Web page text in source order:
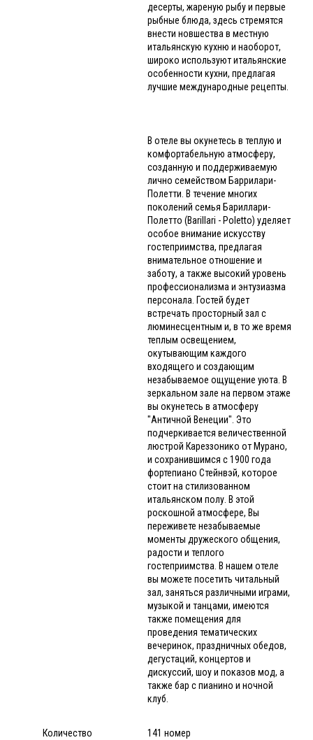
десерты, жареную рыбу и первые
рыбные блюда, здесь стремятся
внести новшества в местную
итальянскую кухню и наоборот,
широко используют итальянские
особенности кухни, предлагая
лучшие международные рецепты.
В отеле вы окунетесь в теплую и
комфортабельную атмосферу,
созданную и поддерживаемую
лично семейством Баррилари-
Полетти. В течение многих
поколений семья Бариллари-
Полетто (Barillari - Poletto) уделяет
особое внимание искусству
гостеприимства, предлагая
внимательное отношение и
заботу, а также высокий уровень
профессионализма и энтузиазма
персонала. Гостей будет
встречать просторный зал с
люминесцентным и, в то же время
теплым освещением,
окутывающим каждого
входящего и создающим
незабываемое ощущение уюта. В
зеркальном зале на первом этаже
вы окунетесь в атмосферу
"Античной Венеции". Это
подчеркивается величественной
люстрой Кареззонико от Мурано,
и сохранившимся с 1900 года
фортепиано Стейнвэй, которое
стоит на стилизованном
итальянском полу. В этой
роскошной атмосфере, Вы
переживете незабываемые
моменты дружеского общения,
радости и теплого
гостеприимства. В нашем отеле
вы можете посетить читальный
зал, заняться различными играми,
музыкой и танцами, имеются
также помещения для
проведения тематических
вечеринок, праздничных обедов,
дегустаций, концертов и
дискуссий, шоу и показов мод, а
также бар с пианино и ночной
клуб.
Количество 141 номер